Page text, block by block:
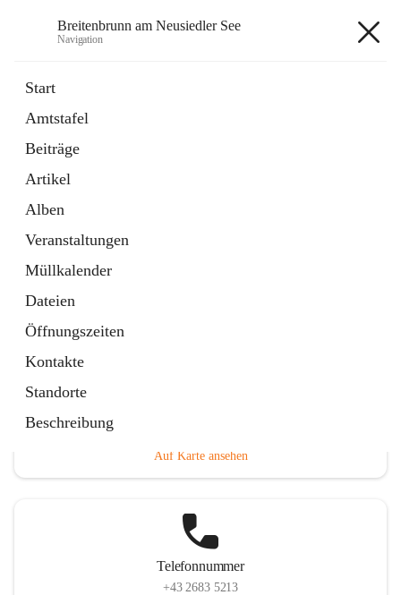
Breitenbrunn am Neusiedler See
Navigation
Start
Amtstafel
Beiträge
Artikel
Alben
Veranstaltungen
Müllkalender
Dateien
Öffnungszeiten
Kontakte
Standorte
Beschreibung
18 Schnellzugriffe
Gemeindeservice
Auf Karte ansehen
Telefonnummer
+43 2683 5213